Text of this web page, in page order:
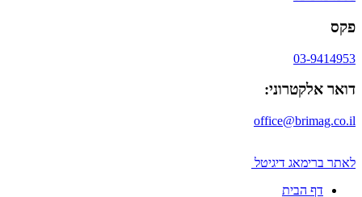
פקס
03-9414953
דואר אלקטרוני:
office@brimag.co.il
לאתר ברימאג דיגיטל
דף הבית